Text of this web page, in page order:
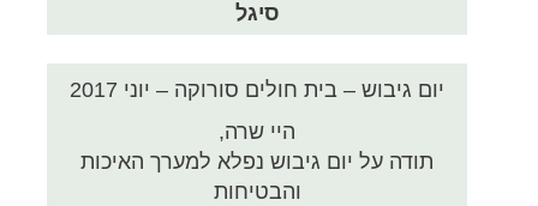
סיגל
יום גיבוש – בית חולים סורוקה – יוני 2017
היי שרה,
תודה על יום גיבוש נפלא למערך האיכות
והבטיחות